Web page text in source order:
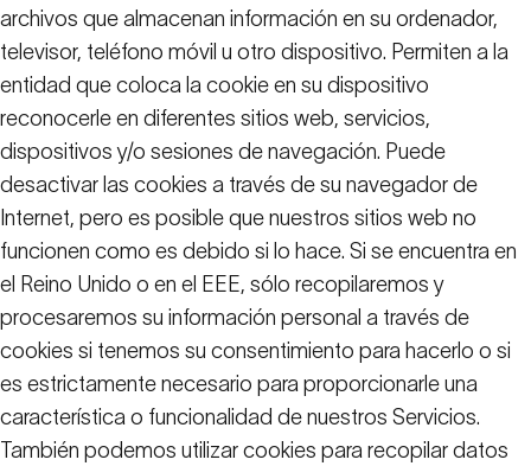
archivos que almacenan información en su ordenador,
televisor, teléfono móvil u otro dispositivo. Permiten a la
entidad que coloca la cookie en su dispositivo
reconocerle en diferentes sitios web, servicios,
dispositivos y/o sesiones de navegación. Puede
desactivar las cookies a través de su navegador de
Internet, pero es posible que nuestros sitios web no
funcionen como es debido si lo hace. Si se encuentra en
el Reino Unido o en el EEE, sólo recopilaremos y
procesaremos su información personal a través de
cookies si tenemos su consentimiento para hacerlo o si
es estrictamente necesario para proporcionarle una
característica o funcionalidad de nuestros Servicios.
También podemos utilizar cookies para recopilar datos